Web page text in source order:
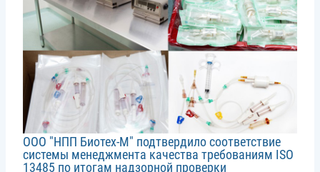
ООО "НПП Биотех-М" подтвердило соответствие
системы менеджмента качества требованиям ISO
13485 по итогам надзорной проверки